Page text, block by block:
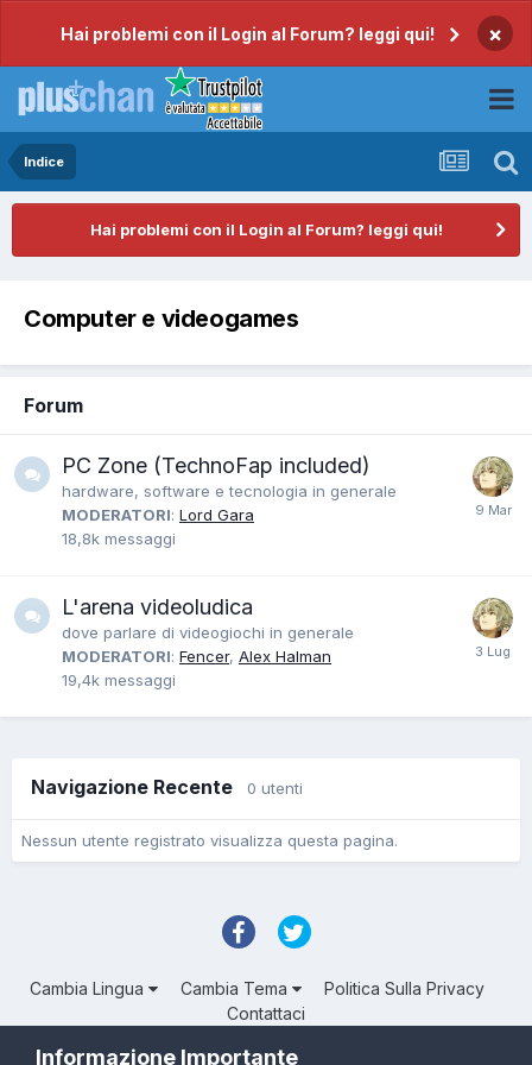
Hai problemi con il Login al Forum? leggi qui! ×
Indice
Hai problemi con il Login al Forum? leggi qui!
Computer e videogames
Forum
PC Zone (TechnoFap included)
hardware, software e tecnologia in generale
MODERATORI: Lord Gara
18,8k messaggi
L'arena videoludica
dove parlare di videogiochi in generale
MODERATORI: Fencer, Alex Halman
19,4k messaggi
Navigazione Recente 0 utenti
Nessun utente registrato visualizza questa pagina.
Cambia Lingua Cambia Tema
Politica Sulla Privacy
Contattaci
Informazione Importante